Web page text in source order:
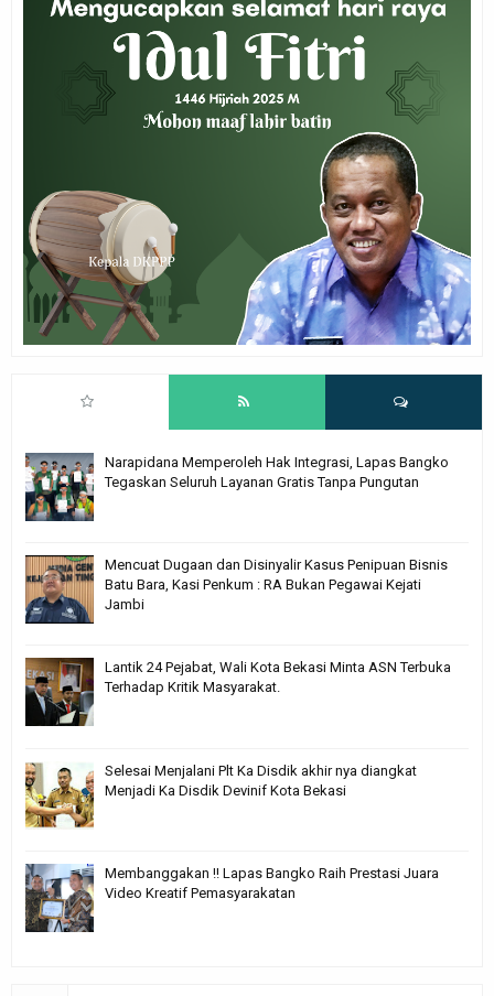
Narapidana Memperoleh Hak Integrasi, Lapas Bangko
Tegaskan Seluruh Layanan Gratis Tanpa Pungutan
Mencuat Dugaan dan Disinyalir Kasus Penipuan Bisnis
Batu Bara, Kasi Penkum : RA Bukan Pegawai Kejati
Jambi
Lantik 24 Pejabat, Wali Kota Bekasi Minta ASN Terbuka
Terhadap Kritik Masyarakat.
Selesai Menjalani Plt Ka Disdik akhir nya diangkat
Menjadi Ka Disdik Devinif Kota Bekasi
Membanggakan !! Lapas Bangko Raih Prestasi Juara
Video Kreatif Pemasyarakatan